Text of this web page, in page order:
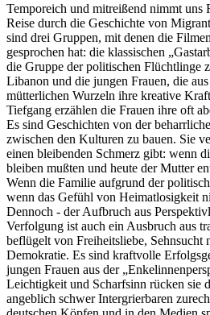
Temporeich und mitreißend nimmt uns
Reise durch die Geschichte von
sind drei Gruppen, mit denen die
gesprochen hat: die klassischen
die Gruppe der politischen Flüchtlinge
Libanon und die jungen Frauen, die
mütterlichen Wurzeln ihre kreative
Tiefgang erzählen die Frauen ihre oft
Es sind Geschichten von der
zwischen den Kulturen zu bauen. Sie
einen bleibenden Schmerz gibt: wenn
bleiben mußten und heute der Mutter
Wenn die Familie aufgrund der
wenn das Gefühl von Heimatlosigkeit
Dennoch - der Aufbruch aus
Verfolgung ist auch ein Ausbruch aus
beflügelt von Freiheitsliebe, Sehnsucht
Demokratie. Es sind kraftvolle
jungen Frauen aus der
Leichtigkeit und Scharfsinn rücken sie
angeblich schwer Intergrierbaren